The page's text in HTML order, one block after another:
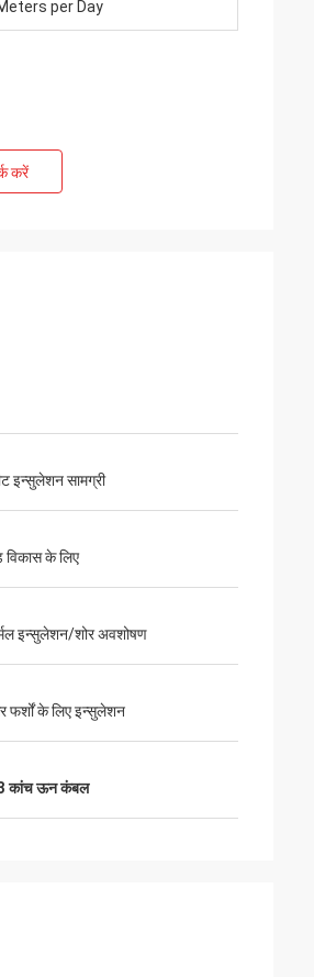
per Day
करें
इन्सुलेशन सामग्री
विकास के लिए
इन्सुलेशन/शोर अवशोषण
फर्शों के लिए इन्सुलेशन
कांच ऊन कंबल